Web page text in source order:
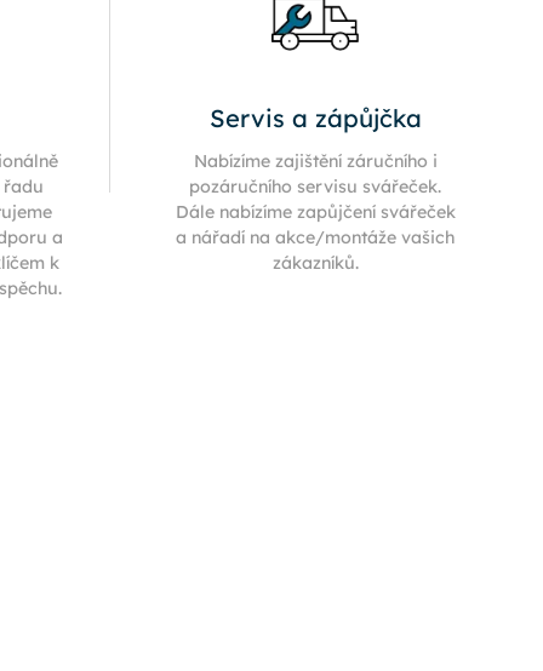
a
k
Servis a zápůjčka
Nabízíme zajištění záručního i
pozáručního servisu svářeček.
Dále nabízíme zapůjčení svářeček
a nářadí na akce/montáže vašich
zákazníků.